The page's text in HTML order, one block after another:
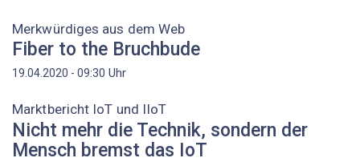
Merkwürdiges aus dem Web
Fiber to the Bruchbude
19.04.2020 - 09:30 Uhr
Marktbericht IoT und IIoT
Nicht mehr die Technik, sondern der
Mensch bremst das IoT